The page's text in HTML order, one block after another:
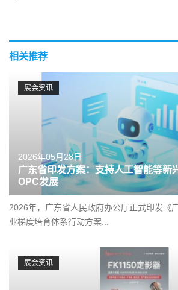
相关推荐
展会资讯
2026年05月28日
广东省印发方案：支持人工智能等新
OPC发展
2026年，广东省人民政府办公厅正式印发《
业梯度培育体系行动方案...
展会资讯